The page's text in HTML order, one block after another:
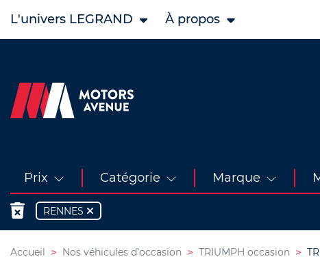
L'univers LEGRAND À propos
Prix Catégorie Marque
RENNES
Accueil Nos véhicules d’occasion TRIUMPH occasion